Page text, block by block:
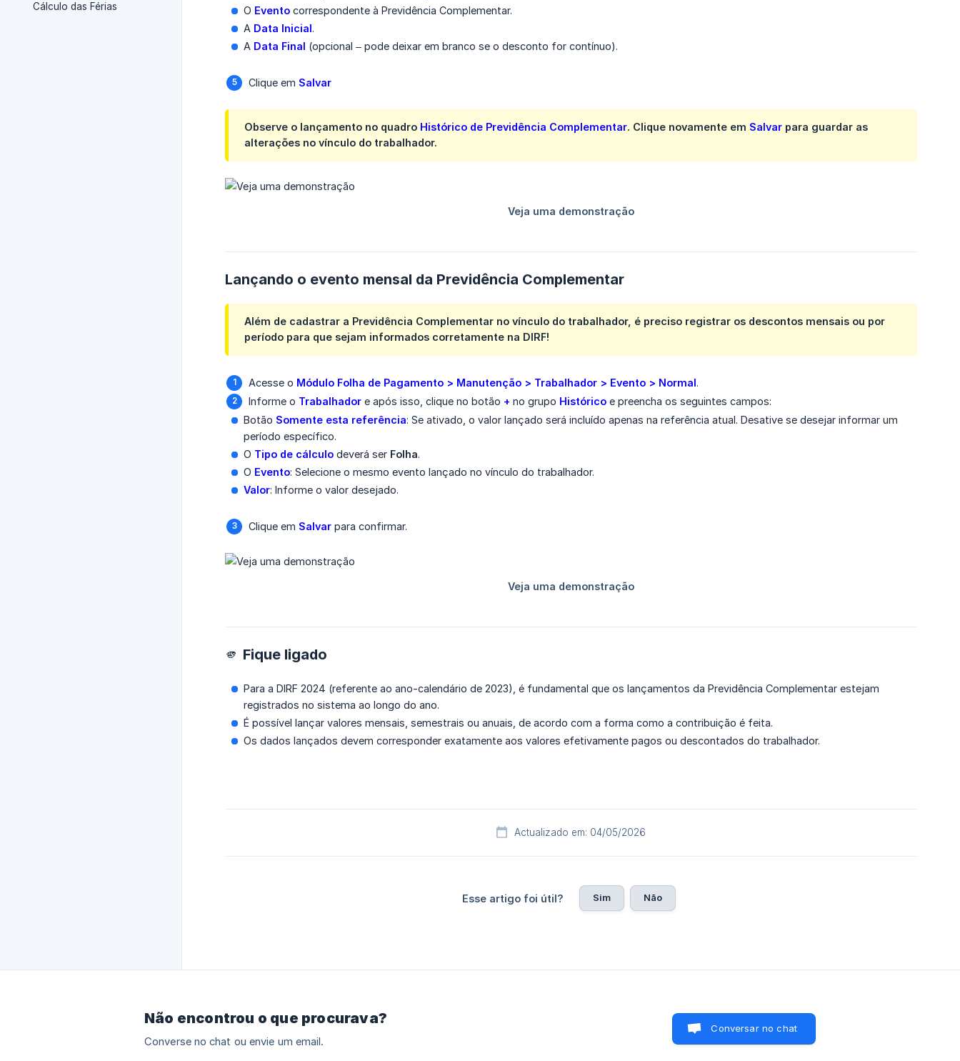
Cálculo das Férias
O Evento correspondente à Previdência Complementar.
A Data Inicial.
A Data Final (opcional – pode deixar em branco se o desconto for contínuo).
Clique em Salvar
Observe o lançamento no quadro Histórico de Previdência Complementar. Clique novamente em Salvar para guardar as
alterações no vínculo do trabalhador.
Lançando o evento mensal da Previdência Complementar
Além de cadastrar a Previdência Complementar no vínculo do trabalhador, é preciso registrar os descontos mensais ou por
período para que sejam informados corretamente na DIRF!
Acesse o Módulo Folha de Pagamento > Manutenção > Trabalhador > Evento > Normal.
Informe o Trabalhador e após isso, clique no botão + no grupo Histórico e preencha os seguintes campos:
Botão Somente esta referência: Se ativado, o valor lançado será incluído apenas na referência atual. Desative se desejar informar um
período específico.
O Tipo de cálculo deverá ser Folha.
O Evento: Selecione o mesmo evento lançado no vínculo do trabalhador.
Valor: Informe o valor desejado.
Clique em Salvar para confirmar.
🫵 Fique ligado
Para a DIRF 2024 (referente ao ano-calendário de 2023), é fundamental que os lançamentos da Previdência Complementar estejam
registrados no sistema ao longo do ano.
É possível lançar valores mensais, semestrais ou anuais, de acordo com a forma como a contribuição é feita.
Os dados lançados devem corresponder exatamente aos valores efetivamente pagos ou descontados do trabalhador.
Actualizado em: 04/05/2026
Esse artigo foi útil? Sim Não
Não encontrou o que procurava?
Converse no chat ou envie um email.
Conversar no chat